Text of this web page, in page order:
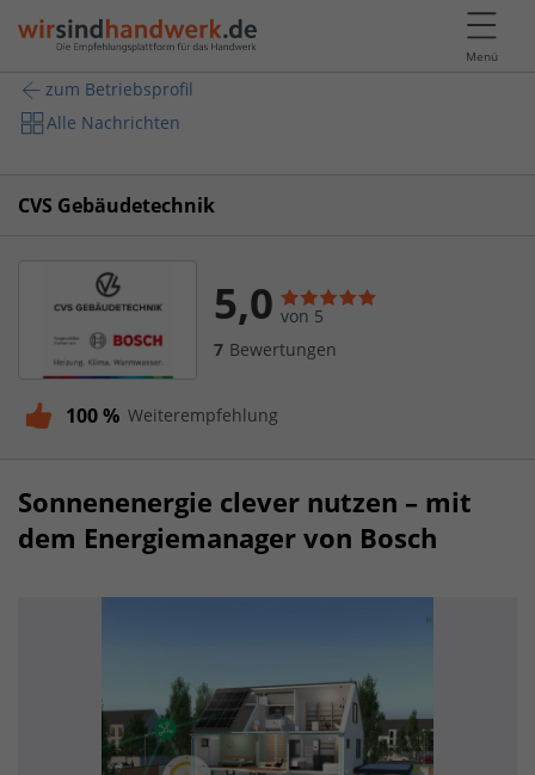
Menü
zum Betriebsprofil
Alle Nachrichten
CVS Gebäudetechnik
5,0 von 5
7 Bewertungen
100 % Weiterempfehlung
Sonnenenergie clever nutzen – mit
dem Energiemanager von Bosch